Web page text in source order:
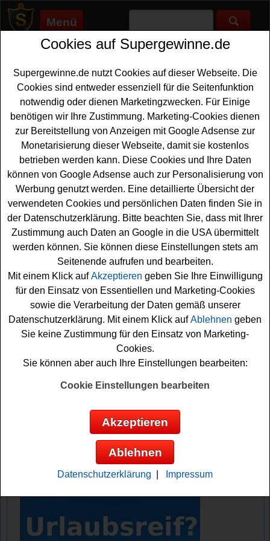
Menü
Supergewinne.de>Gewinnspiele>Freikarten Gewinnspiele
Anzeige:
Anzeige:
Zott Pure Joy Gewinnspiel - mit
Kassenbon gewinnen
Ein tolles Zott Pure Joy Gewinnspiel mit Kassenbon auf
purejoy-gewinnspiel.de für alle Festival-Fans unter den
Gewinnern. Zott verlost tolle Preise im Gesamtwert von
75000 Euro - und Sie können einen davon gewinnen.
Verlost werden 10x2Festival Ticketsinklusive 1000 Euro
Taschengeld. Neben den Festival Tickets warten zudem
tolle Sofortgewinne wie Fujifilm instax Square SQ1
Kamera oder Trinkflaschen auf die Teilnehmer.
Falls Sie an dem Zott Pure Joy Gewinnspiel teilnehmen
möchten, müssen Sie im Aktionszeitraum die
angegebenen Aktionsprodukte kaufen und auf purejoy-
gewinnspiel.de Ihren Kassenbon davon einsenden.
Machen Sie mit und versuchen Sie Ihr Glück!
1000 Euro Taschengeld, 111x Kamera und
1111 Trinkflaschen als Sofortgewinne
Anzeige:
Cookies auf Supergewinne.de
Supergewinne.de nutzt Cookies auf dieser Webseite. Die
Cookies sind entweder essenziell für die Seitenfunktion
notwendig oder dienen Marketingzwecken. Für Einige
benötigen wir Ihre Zustimmung. Marketing-Cookies dienen
zur Bereitstellung von Anzeigen mit Google Adsense zur
Monetarisierung dieser Webseite, damit sie kostenlos
betrieben werden kann. Diese Cookies und Ihre Daten
können von Google Adsense auch zur Personalisierung von
Werbung genutzt werden. Eine detaillierte Übersicht der
verwendeten Cookies und persönlichen Daten finden Sie in
der Datenschutzerklärung. Bitte beachten Sie, dass mit Ihrer
Zustimmung auch Daten an Google in die USA übermittelt
werden können. Sie können diese Einstellungen stets am
Seitenende aufrufen und bearbeiten.
Mit einem Klick aufAkzeptieren geben Sie Ihre Einwilligung
für den Einsatz von Essentiellen und Marketing-Cookies
sowie die Verarbeitung der Daten gemäß unserer
Datenschutzerklärung. Mit einem Klick aufAblehnen geben
Sie keine Zustimmung für den Einsatz von Marketing-
Cookies.
Sie können aber auch Ihre Einstellungen bearbeiten:
Cookie Einstellungen bearbeiten
Akzeptieren
Ablehnen
Datenschutzerklärung Impressum